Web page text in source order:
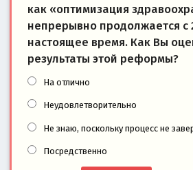
как «оптимизация
непрерывно продолжается с
настоящее время. Как Вы
результаты этой реформы?
На отлично
Неудовлетворительно
Не знаю, поскольку процесс не
Посредственно